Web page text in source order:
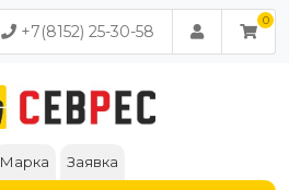
+7(8152) 25-30-58
Марка Заявка